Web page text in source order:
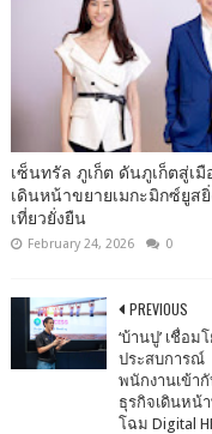
เซ็นทรัล ภูเก็ต ดันภูเก็ตสู่เ
เดินหน้าขยายเมกะมิกซ์ยูส
เที่ยวยั่งยืน
February 24, 2026 0
PREVIOUS
‘บ้านปู’ เชื่อม
ประสบการณ์
พนักงานเข้า
ธุรกิจเดินหน้
โฉม Digital